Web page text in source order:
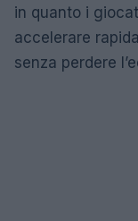
in quanto i
accelerare
senza perdere